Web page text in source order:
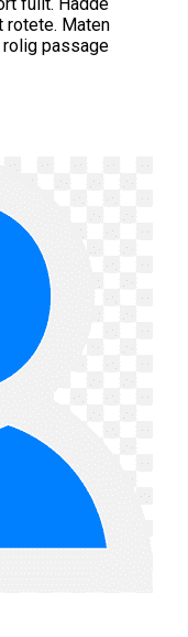
rotete. Maten
rolig passage